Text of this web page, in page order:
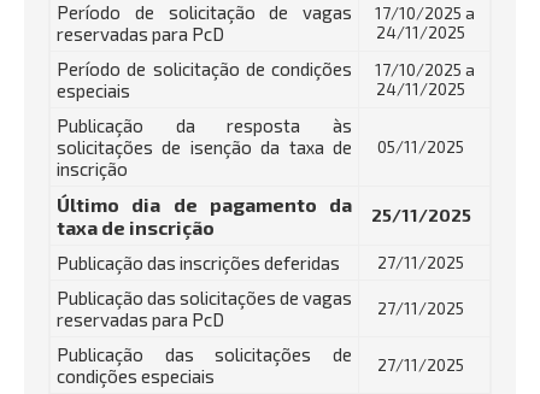
Período de solicitação de vagas
reservadas para PcD
17/10/2025 a
24/11/2025
Período de solicitação de condições
especiais
17/10/2025 a
24/11/2025
Publicação da resposta às
solicitações de isenção da taxa de
inscrição
05/11/2025
Último dia de pagamento da
taxa de inscrição
25/11/2025
Publicação das inscrições deferidas 27/11/2025
Publicação das solicitações de vagas
reservadas para PcD
27/11/2025
Publicação das solicitações de
condições especiais
27/11/2025